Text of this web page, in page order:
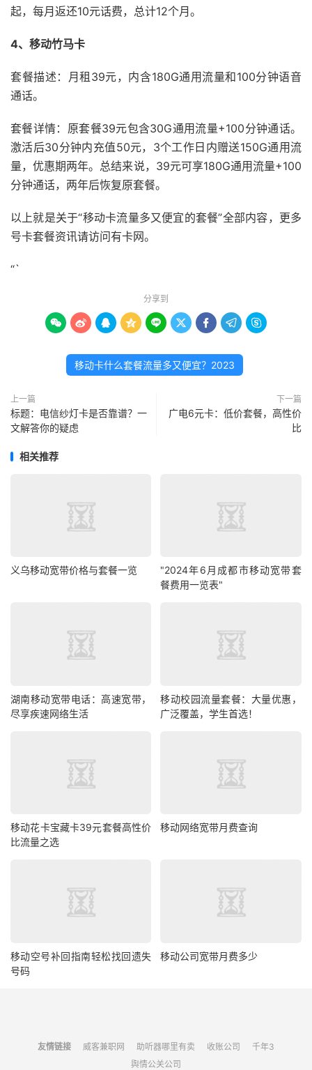
起，每月返还10元话费，总计12个月。
4、移动竹马卡
套餐描述：月租39元，内含180G通用流量和100分钟语音
通话。
套餐详情：原套餐39元包含30G通用流量+100分钟通话。
激活后30分钟内充值50元，3个工作日内赠送150G通用流
量，优惠期两年。总结来说，39元可享180G通用流量+100
分钟通话，两年后恢复原套餐。
以上就是关于“移动卡流量多又便宜的套餐”全部内容，更多
号卡套餐资讯请访问有卡网。
“`
分享到
        
移动卡什么套餐流量多又便宜？2023
上一篇
标题：电信纱灯卡是否靠谱？一
文解答你的疑虑
下一篇
广电6元卡：低价套餐，高性价
比
相关推荐
义乌移动宽带价格与套餐一览
"2024年6月成都市移动宽带套
餐费用一览表"
湖南移动宽带电话：高速宽带，
尽享疾速网络生活
移动校园流量套餐：大量优惠，
广泛覆盖，学生首选！
移动花卡宝藏卡39元套餐高性价
比流量之选
移动网络宽带月费查询
移动空号补回指南轻松找回遗失
号码
移动公司宽带月费多少
友情链接 威客兼职网 助听器哪里有卖 收账公司
千年3
舆情公关公司